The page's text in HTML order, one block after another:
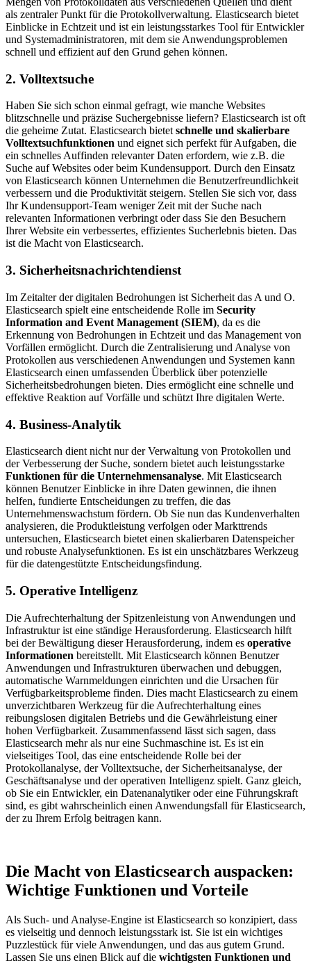
als zentraler Punkt für die Protokollverwaltung. Elasticsearch bietet
Einblicke in Echtzeit und ist ein leistungsstarkes Tool für Entwickler
und Systemadministratoren, mit dem sie Anwendungsproblemen
schnell und effizient auf den Grund gehen können.
2. Volltextsuche
Haben Sie sich schon einmal gefragt, wie manche Websites
blitzschnelle und präzise Suchergebnisse liefern? Elasticsearch ist oft
die geheime Zutat. Elasticsearch bietetschnelle und skalierbare
Volltextsuchfunktionen und eignet sich perfekt für Aufgaben, die
ein schnelles Auffinden relevanter Daten erfordern, wie z.B. die
Suche auf Websites oder beim Kundensupport. Durch den Einsatz
von Elasticsearch können Unternehmen die Benutzerfreundlichkeit
verbessern und die Produktivität steigern. Stellen Sie sich vor, dass
Ihr Kundensupport-Team weniger Zeit mit der Suche nach
relevanten Informationen verbringt oder dass Sie den Besuchern
Ihrer Website ein verbessertes, effizientes Sucherlebnis bieten. Das
ist die Macht von Elasticsearch.
3. Sicherheitsnachrichtendienst
Im Zeitalter der digitalen Bedrohungen ist Sicherheit das A und O.
Elasticsearch spielt eine entscheidende Rolle im Security
Information and Event Management (SIEM), da es die
Erkennung von Bedrohungen in Echtzeit und das Management von
Vorfällen ermöglicht. Durch die Zentralisierung und Analyse von
Protokollen aus verschiedenen Anwendungen und Systemen kann
Elasticsearch einen umfassenden Überblick über potenzielle
Sicherheitsbedrohungen bieten. Dies ermöglicht eine schnelle und
effektive Reaktion auf Vorfälle und schützt Ihre digitalen Werte.
4. Business-Analytik
Elasticsearch dient nicht nur der Verwaltung von Protokollen und
der Verbesserung der Suche, sondern bietet auch leistungsstarke
Funktionen für die Unternehmensanalyse. Mit Elasticsearch
können Benutzer Einblicke in ihre Daten gewinnen, die ihnen
helfen, fundierte Entscheidungen zu treffen, die das
Unternehmenswachstum fördern. Ob Sie nun das Kundenverhalten
analysieren, die Produktleistung verfolgen oder Markttrends
untersuchen, Elasticsearch bietet einen skalierbaren Datenspeicher
und robuste Analysefunktionen. Es ist ein unschätzbares Werkzeug
für die datengestützte Entscheidungsfindung.
5. Operative Intelligenz
Die Aufrechterhaltung der Spitzenleistung von Anwendungen und
Infrastruktur ist eine ständige Herausforderung. Elasticsearch hilft
bei der Bewältigung dieser Herausforderung, indem es operative
Informationen bereitstellt. Mit Elasticsearch können Benutzer
Anwendungen und Infrastrukturen überwachen und debuggen,
automatische Warnmeldungen einrichten und die Ursachen für
Verfügbarkeitsprobleme finden. Dies macht Elasticsearch zu einem
unverzichtbaren Werkzeug für die Aufrechterhaltung eines
reibungslosen digitalen Betriebs und die Gewährleistung einer
hohen Verfügbarkeit. Zusammenfassend lässt sich sagen, dass
Elasticsearch mehr als nur eine Suchmaschine ist. Es ist ein
vielseitiges Tool, das eine entscheidende Rolle bei der
Protokollanalyse, der Volltextsuche, der Sicherheitsanalyse, der
Geschäftsanalyse und der operativen Intelligenz spielt. Ganz gleich,
ob Sie ein Entwickler, ein Datenanalytiker oder eine Führungskraft
sind, es gibt wahrscheinlich einen Anwendungsfall für Elasticsearch,
der zu Ihrem Erfolg beitragen kann.
Die Macht von Elasticsearch auspacken:
Wichtige Funktionen und Vorteile
Als Such- und Analyse-Engine ist Elasticsearch so konzipiert, dass
es vielseitig und dennoch leistungsstark ist. Sie ist ein wichtiges
Puzzlestück für viele Anwendungen, und das aus gutem Grund.
Lassen Sie uns einen Blick auf die wichtigsten Funktionen und